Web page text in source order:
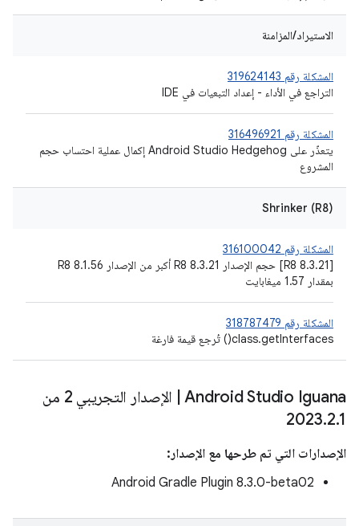
الاستيراد/المزامنة
المشكلة رقم 319624143
التراجع في الأداء - إعداد التبعيات في IDE
المشكلة رقم 316496921
يتعذّر على Android Studio Hedgehog إكمال عملية احتساب حجم
المشروع
Shrinker (R8)
المشكلة رقم 316100042
[R8 8.3.21] حجم الإصدار R8 8.3.21 أكبر من الإصدار R8 8.1.56
بمقدار 1.57 ميغابايت
المشكلة رقم 318787479
class.getInterfaces() تُرجع قيمة فارغة
Android Studio Iguana
الإصدار التجريبي 2 من
2023.2.1
الإصدارات التي تم طرحها مع الإصدار:
‫Android Gradle Plugin 8.3.0-beta02